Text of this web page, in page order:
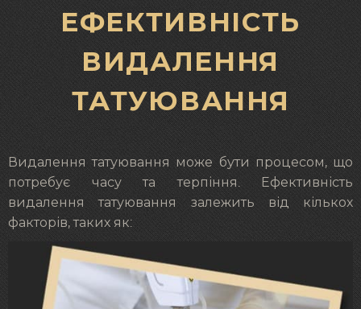
ЕФЕКТИВНІСТЬ
ВИДАЛЕННЯ
ТАТУЮВАННЯ
Видалення татуювання може бути процесом, що
потребує часу та терпіння. Ефективність
видалення татуювання залежить від кількох
факторів, таких як: